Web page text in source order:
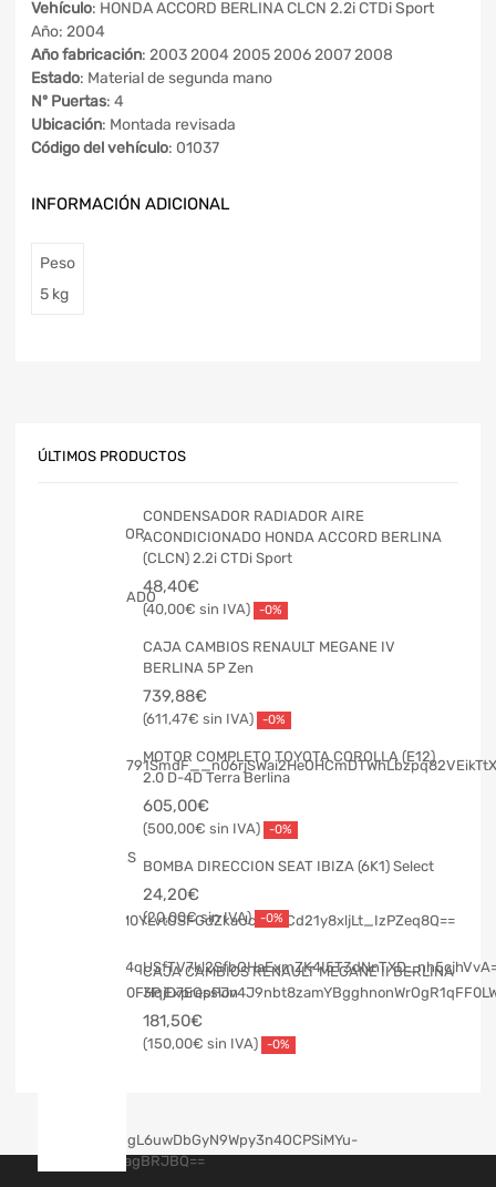
Vehículo: HONDA ACCORD BERLINA CLCN 2.2i CTDi Sport
Año: 2004
Año fabricación: 2003 2004 2005 2006 2007 2008
Estado: Material de segunda mano
Nº Puertas: 4
Ubicación: Montada revisada
Código del vehículo: 01037
INFORMACIÓN ADICIONAL
Peso
5 kg
ÚLTIMOS PRODUCTOS
CONDENSADOR RADIADOR AIRE
ACONDICIONADO HONDA ACCORD BERLINA
(CLCN) 2.2i CTDi Sport
48,40€
40,00€ -0%
CAJA CAMBIOS RENAULT MEGANE IV
BERLINA 5P Zen
739,88€
611,47€ -0%
MOTOR COMPLETO TOYOTA COROLLA (E12)
2.0 D-4D Terra Berlina
605,00€
500,00€ -0%
BOMBA DIRECCION SEAT IBIZA (6K1) Select
24,20€
20,00€ -0%
CAJA CAMBIOS RENAULT MEGANE II BERLINA
3P Expression
181,50€
150,00€ -0%